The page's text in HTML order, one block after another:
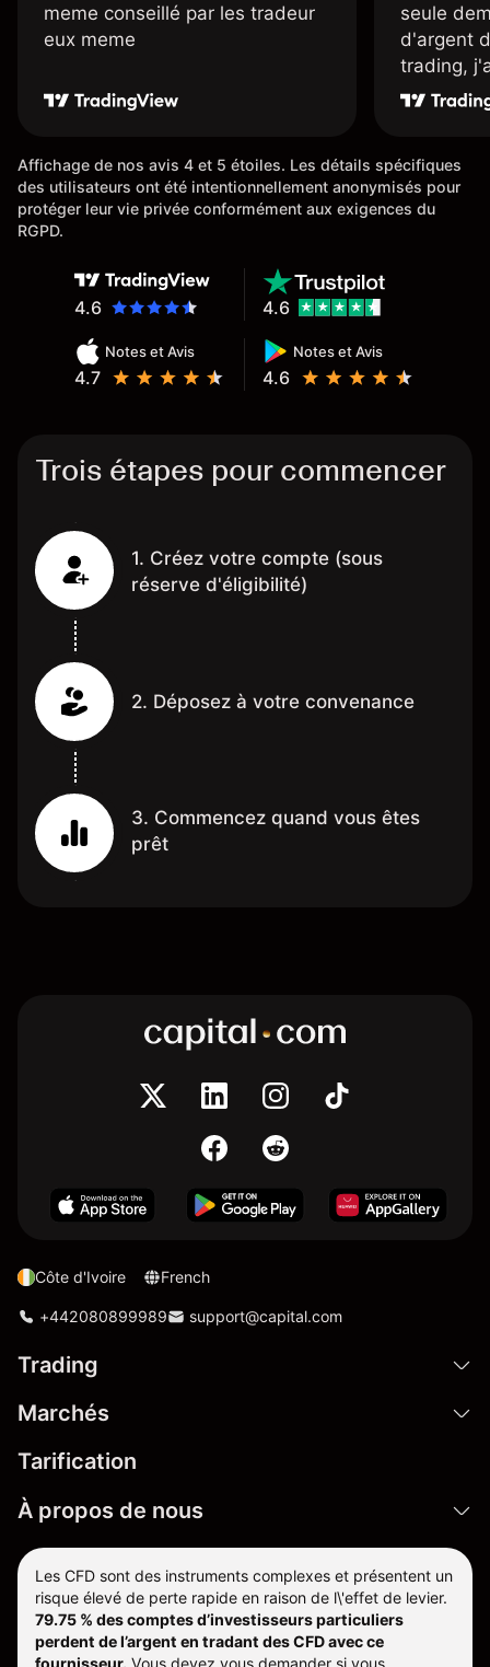
meme conseillé par les tradeur
eux meme
seule
d'argent
trading,
une carte
Affichage de nos avis 4 et 5 étoiles. Les détails spécifiques
des utilisateurs ont été intentionnellement anonymisés pour
protéger leur vie privée conformément aux exigences du
RGPD.
4.6
Notes et Avis
4.7
Notes et Avis
4.6
4.6
Trois étapes pour commencer
1. Créez votre compte (sous
réserve d'éligibilité)
2. Déposez à votre convenance
3. Commencez quand vous êtes
prêt
Côte d'Ivoire French
+442080899989 support@capital.com
Trading
Marchés
Tarification
À propos de nous
Les CFD sont des instruments complexes et présentent un
risque élevé de perte rapide en raison de l\'effet de levier.
79.75 % des comptes d’investisseurs particuliers
perdent de l’argent en tradant des CFD avec ce
fournisseur. Vous devez vous demander si vous